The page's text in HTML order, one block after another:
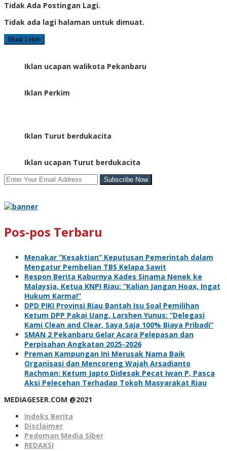
Tidak Ada Postingan Lagi.
Tidak ada lagi halaman untuk dimuat.
Muat Lebih
Iklan ucapan walikota Pekanbaru
Iklan Perkim
Iklan Turut berdukacita
Iklan ucapan Turut berdukacita
Pos-pos Terbaru
Menakar “Kesaktian” Keputusan Pemerintah dalam
Mengatur Pembelian TBS Kelapa Sawit
Respon Berita Kaburnya Kades Sinama Nenek ke
Malaysia, Ketua KNPI Riau: “Kalian Jangan Hoax, Ingat
Hukum Karma!”
DPD PIKI Provinsi Riau Bantah Isu Soal Pemilihan
Ketum DPP Pakai Uang, Larshen Yunus: “Delegasi
Kami Clean and Clear, Saya Saja 100% Biaya Pribadi”
SMAN 2 Pekanbaru Gelar Acara Pelepasan dan
Perpisahan Angkatan 2025-2026
Preman Kampungan Ini Merusak Nama Baik
Organisasi dan Mencoreng Wajah Arsadianto
Rachman: Ketum Japto Didesak Pecat Iwan P, Pasca
Aksi Pelecehan Terhadap Tokoh Masyarakat Riau
MEDIAGESER.COM @2021
Indeks Berita
Disclaimer
Pedoman Media Siber
REDAKSI